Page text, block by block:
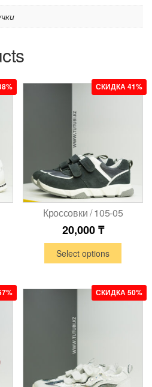
СКИДКА 41%
Кроссовки / 105-05
20,000₸
Select options
СКИДКА 50%